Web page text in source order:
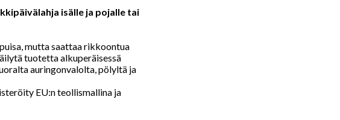
isälle ja pojalle tai
mutta saattaa rikkoontua
tuotetta alkuperäisessä
auringonvalolta, pölyltä ja
EU:n teollismallina ja